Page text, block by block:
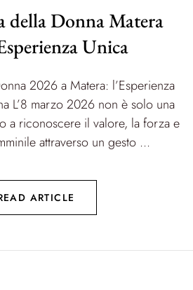
della Donna Matera
Unica
2026 a Matera: l’Esperienza
L’8 marzo 2026 non è solo una
a riconoscere il valore, la forza e
attraverso un gesto ...
ARTICLE